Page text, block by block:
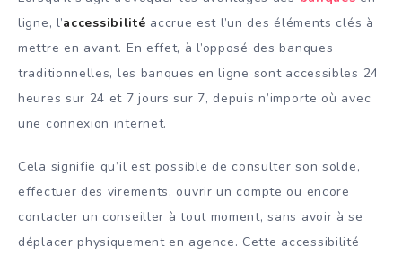
ligne, l’accessibilité accrue est l’un des éléments clés à
mettre en avant. En effet, à l’opposé des banques
traditionnelles, les banques en ligne sont accessibles 24
heures sur 24 et 7 jours sur 7, depuis n’importe où avec
une connexion internet.
Cela signifie qu’il est possible de consulter son solde,
effectuer des virements, ouvrir un compte ou encore
contacter un conseiller à tout moment, sans avoir à se
déplacer physiquement en agence. Cette accessibilité